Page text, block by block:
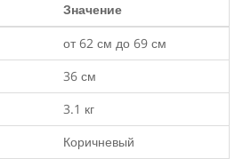
Значение
от 62 см до 69 см
36 см
3.1 кг
Коричневый